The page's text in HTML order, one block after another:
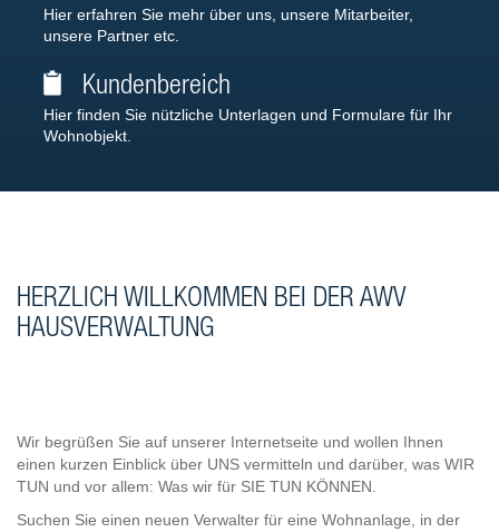
Hier erfahren Sie mehr über uns, unsere Mitarbeiter,
unsere Partner etc.
Kundenbereich
Hier finden Sie nützliche Unterlagen und Formulare für Ihr
Wohnobjekt.
HERZLICH WILLKOMMEN BEI DER AWV
HAUSVERWALTUNG
Wir begrüßen Sie auf unserer Internetseite und wollen Ihnen
einen kurzen Einblick über UNS vermitteln und darüber, was WIR
TUN und vor allem: Was wir für SIE TUN KÖNNEN.
Suchen Sie einen neuen Verwalter für eine Wohnanlage, in der